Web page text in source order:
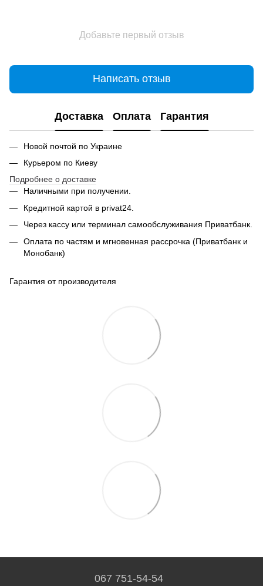
Добавьте первый отзыв
Написать отзыв
Доставка Оплата Гарантия
Новой почтой по Украине
Курьером по Киеву
Подробнее о доставке
Наличными при получении.
Кредитной картой в privat24.
Через кассу или терминал самообслуживания Приватбанк.
Оплата по частям и мгновенная рассрочка (Приватбанк и
Монобанк)
Гарантия от производителя
067 751-54-54